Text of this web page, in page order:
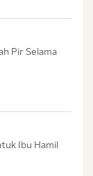
dari
partner Ibu
Pir Selama
Ibu Hamil